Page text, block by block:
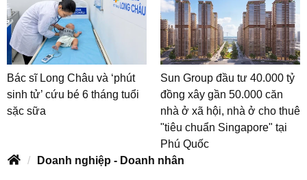
Bác sĩ Long Châu và ‘phút
sinh tử’ cứu bé 6 tháng tuổi
sặc sữa
Sun Group đầu tư 40.000 tỷ
đồng xây gần 50.000 căn
nhà ở xã hội, nhà ở cho thuê
"tiêu chuẩn Singapore" tại
Phú Quốc
Doanh nghiệp - Doanh nhân